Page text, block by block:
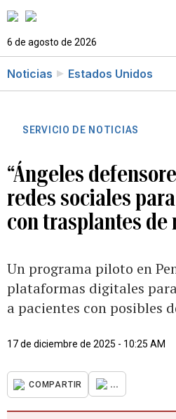
6 de agosto de 2026
Noticias Estados Unidos
SERVICIO DE NOTICIAS
“Ángeles
redes sociales
con trasplantes de
Un programa piloto en
plataformas digitales
a pacientes con posibles
17 de diciembre de 2025 - 10:25 AM
COMPARTIR ...